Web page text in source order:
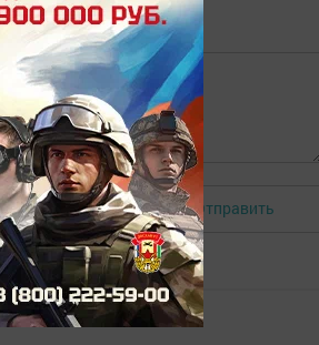
Авторизоваться Отправить